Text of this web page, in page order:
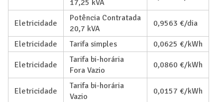
17,25 kVA
Eletricidade
Potência Contratada
20,7 kVA
0,9563 €/dia
Eletricidade Tarifa simples 0,0625 €/kWh
Eletricidade
Tarifa bi-horária
Fora Vazio
0,0860 €/kWh
Eletricidade
Tarifa bi-horária
Vazio
0,0157 €/kWh